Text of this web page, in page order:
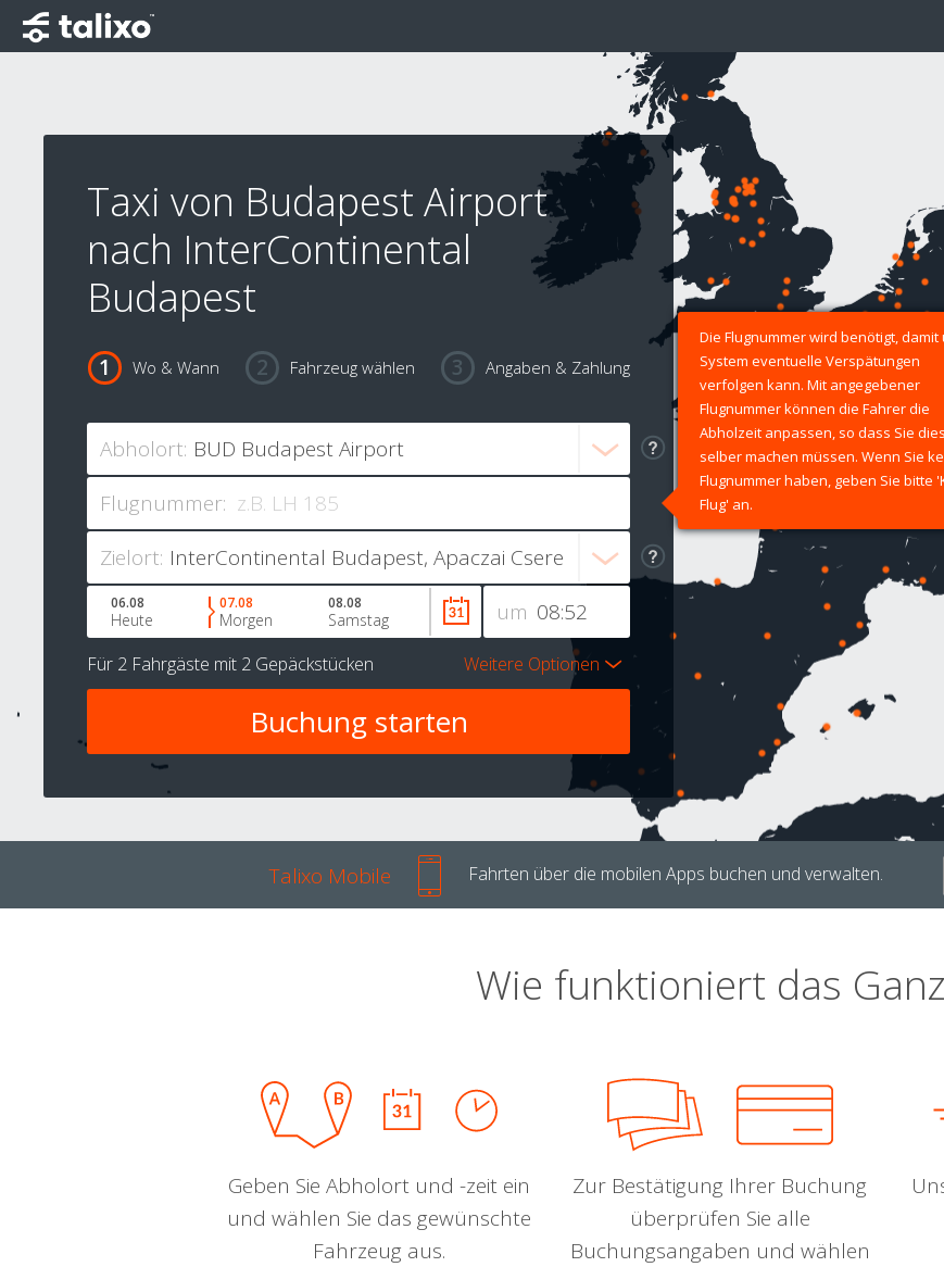
Taxi von Budapest Airport
nach InterContinental
Budapest
Wo & Wann Fahrzeug wählen Angaben & Zahlung
Abholort:
Flugnummer:
Die Flugnummer wird benötigt, damit
System eventuelle Verspätungen
verfolgen kann. Mit angegebener
Flugnummer können die Fahrer die
Abholzeit anpassen, so dass Sie
selber machen müssen. Wenn Sie
Flugnummer haben, geben Sie bitte
Flug' an.
Zielort:
um
06.08
Heute
07.08
Morgen
08.08
Samstag
Für 2 Fahrgäste mit 2 Gepäckstücken Weitere Optionen
Talixo Mobile Fahrten über die mobilen Apps buchen und verwalten.
Wie funktioniert das
Geben Sie Abholort und -zeit ein
und wählen Sie das gewünschte
Fahrzeug aus.
Zur Bestätigung Ihrer Buchung
überprüfen Sie alle
Buchungsangaben und wählen